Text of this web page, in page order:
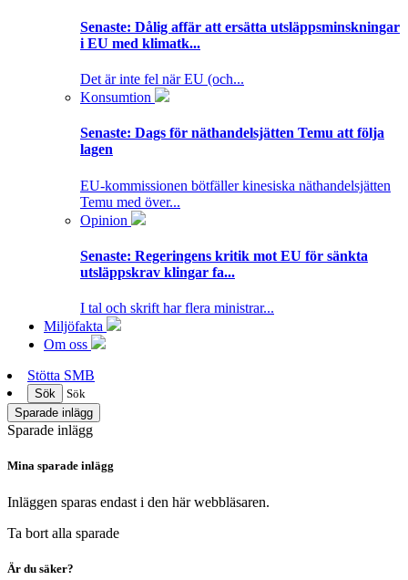
Senaste: Dålig affär att ersätta utsläppsminskningar
i EU med klimatk...
Det är inte fel när EU (och...
Konsumtion
Senaste: Dags för näthandelsjätten Temu att följa
lagen
EU-kommissionen bötfäller kinesiska näthandelsjätten
Temu med över...
Opinion
Senaste: Regeringens kritik mot EU för sänkta
utsläppskrav klingar fa...
I tal och skrift har flera ministrar...
Miljöfakta
Om oss
Stötta SMB
Sök
Sök
Sparade inlägg
Sparade inlägg
Mina sparade inlägg
Inläggen sparas endast i den här webbläsaren.
Ta bort alla sparade
Är du säker?